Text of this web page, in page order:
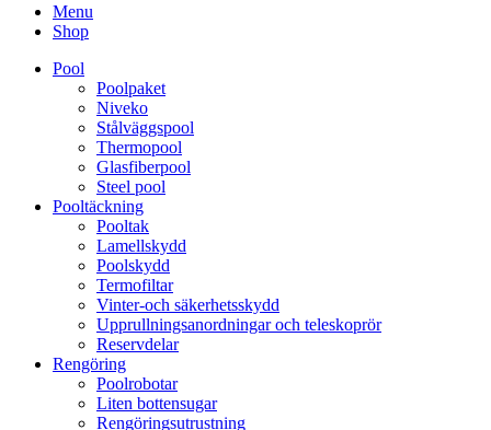
Menu
Shop
Pool
Poolpaket
Niveko
Stålväggspool
Thermopool
Glasfiberpool
Steel pool
Pooltäckning
Pooltak
Lamellskydd
Poolskydd
Termofiltar
Vinter-och säkerhetsskydd
Upprullningsanordningar och teleskoprör
Reservdelar
Rengöring
Poolrobotar
Liten bottensugar
Rengöringsutrustning